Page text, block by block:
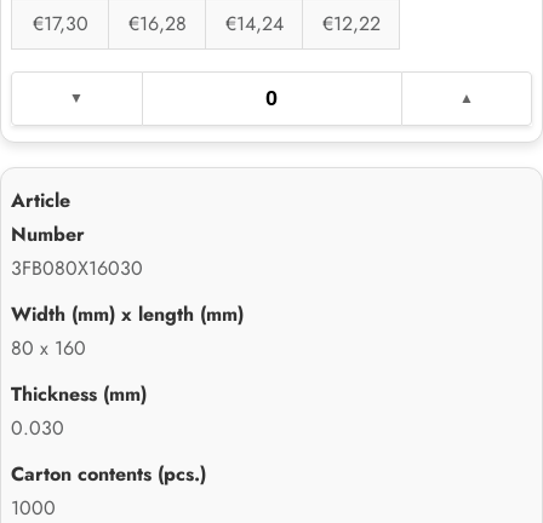
€17,30
€16,28 €14,24 €12,22
3FB080X16030
80 x 160
0.030
1000